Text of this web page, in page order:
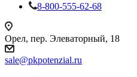
8-800-555-62-68
Орел, пер. Элеваторный, 18
sale@pkpotenzial.ru